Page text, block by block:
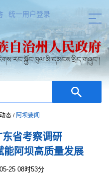
统一用户登录
态 / 阿坝要闻
省考察调研
能阿坝高质量发展
25 08时53分